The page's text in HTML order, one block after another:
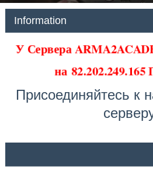
Information
У Сервера
на82.202.249.165
Присоединяйтесь к